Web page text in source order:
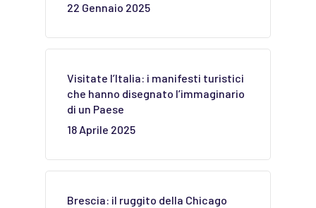
22 Gennaio 2025
Visitate l’Italia: i manifesti turistici
che hanno disegnato l’immaginario
di un Paese
18 Aprile 2025
Brescia: il ruggito della Chicago